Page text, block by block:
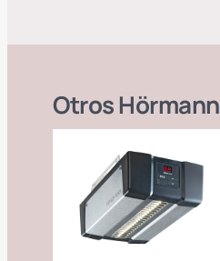
OtrosHörmann